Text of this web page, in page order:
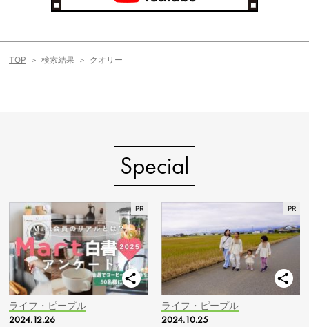
TOP 検索結果 クオリー
Special
ライフ・ピープル
2024.12.26
ライフ・ピープル
2024.10.25